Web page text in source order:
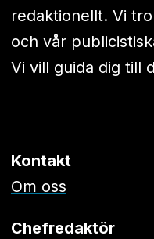
redaktionellt. Vi
och vår
Vi vill guida dig till
Kontakt
Om oss
Chefredaktör